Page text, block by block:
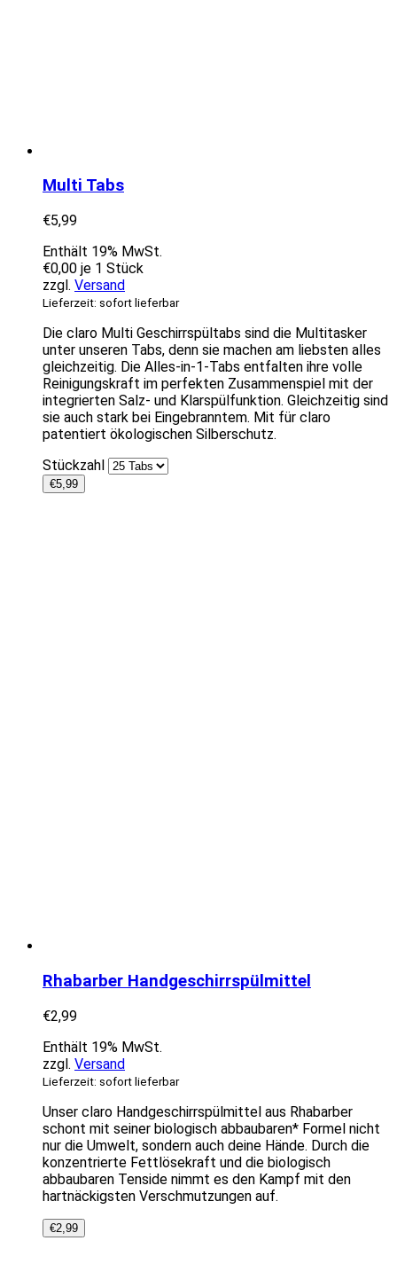
Multi Tabs
€5,99
Enthält 19% MwSt.
€0,00 je 1 Stück
zzgl. Versand
Lieferzeit: sofort lieferbar
Die claro Multi Geschirrspültabs sind die Multitasker
unter unseren Tabs, denn sie machen am liebsten alles
gleichzeitig. Die Alles-in-1-Tabs entfalten ihre volle
Reinigungskraft im perfekten Zusammenspiel mit der
integrierten Salz- und Klarspülfunktion. Gleichzeitig sind
sie auch stark bei Eingebranntem. Mit für claro
patentiert ökologischen Silberschutz.
Stückzahl
€5,99
Rhabarber Handgeschirrspülmittel
€2,99
Enthält 19% MwSt.
zzgl. Versand
Lieferzeit: sofort lieferbar
Unser claro Handgeschirrspülmittel aus Rhabarber
schont mit seiner biologisch abbaubaren* Formel nicht
nur die Umwelt, sondern auch deine Hände. Durch die
konzentrierte Fettlösekraft und die biologisch
abbaubaren Tenside nimmt es den Kampf mit den
hartnäckigsten Verschmutzungen auf.
€2,99